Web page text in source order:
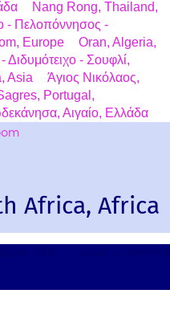
Nang Rong, Thailand,
- Πελοπόννησος -
Europe
Oran, Algeria,
- Σουφλί,
Asia
Άγιος Νικόλαος,
Portugal,
Αιγαίο, Ελλάδα
Africa, Africa